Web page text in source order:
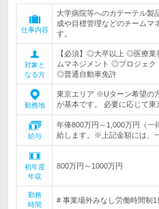
仕事内容
大学病院等へのカテーテル製
成や目標管理などのチームマ
す。
対象と
なる方
【必須】◎大卒以上 ◎医療
ムマネジメント ◎プロジェク
◎普通自動車免許
勤務地
東京エリア ※Uターン希望の
が基本です。 必要に応じて東
給与
年俸800万円～1,000万円（
給します。※上記金額には、
初年度
年収
800万円～1000万円
勤務
時間
# 事業場外みなし労働時間制